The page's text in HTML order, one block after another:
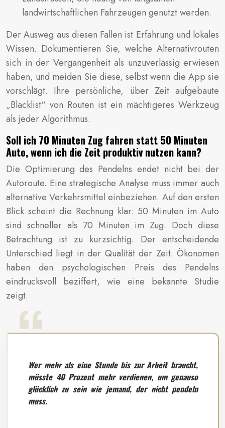
landwirtschaftlichen Fahrzeugen genutzt werden.
Der Ausweg aus diesen Fallen ist Erfahrung und lokales
Wissen. Dokumentieren Sie, welche Alternativrouten
sich in der Vergangenheit als unzuverlässig erwiesen
haben, und meiden Sie diese, selbst wenn die App sie
vorschlägt. Ihre persönliche, über Zeit aufgebaute
„Blacklist“ von Routen ist ein mächtigeres Werkzeug
als jeder Algorithmus.
Soll ich 70 Minuten Zug fahren statt 50 Minuten
Auto, wenn ich die Zeit produktiv nutzen kann?
Die Optimierung des Pendelns endet nicht bei der
Autoroute. Eine strategische Analyse muss immer auch
alternative Verkehrsmittel einbeziehen. Auf den ersten
Blick scheint die Rechnung klar: 50 Minuten im Auto
sind schneller als 70 Minuten im Zug. Doch diese
Betrachtung ist zu kurzsichtig. Der entscheidende
Unterschied liegt in der Qualität der Zeit. Ökonomen
haben den psychologischen Preis des Pendelns
eindrucksvoll beziffert, wie eine bekannte Studie
zeigt.
Wer mehr als eine Stunde bis zur Arbeit braucht,
müsste 40 Prozent mehr verdienen, um genauso
glücklich zu sein wie jemand, der nicht pendeln
muss.